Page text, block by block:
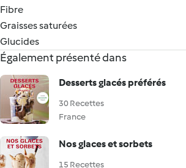
Fibre
Graisses saturées
Glucides
Également présenté dans
Desserts glacés préférés
30 Recettes
France
Nos glaces et sorbets
15 Recettes